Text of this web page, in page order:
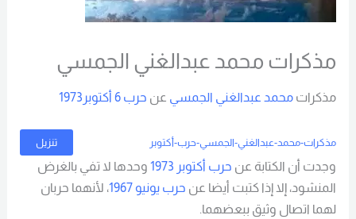
مذكرات محمد عبدالغني الجمسي
مذكرات محمد عبدالغني الجمسيعن حرب 6 أكتوبر1973
مذكرات-محمد-عبدالغني-الجمسي-حرب-أكتوبر تنزيل
وجدت أن الكتابة عن حرب أكتوبر 1973
وحدها لا تفي بالغرض
المنشود، إلا إذا كتبت أيضا عن حرب يونيو 1967
، لأنهما حربان
لهما اتصال وثيق ببعضهما.